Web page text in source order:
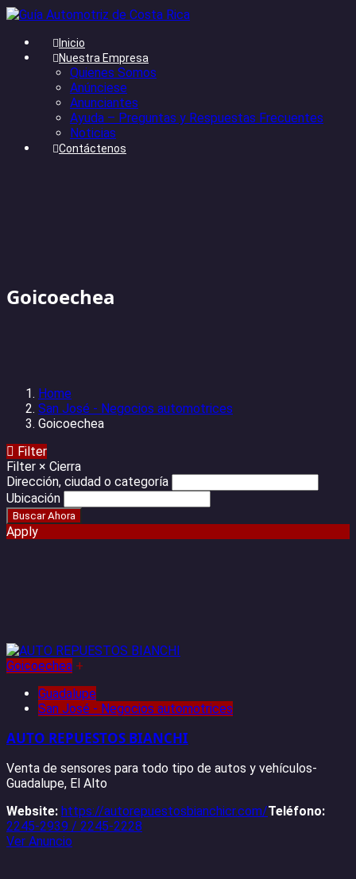
Inicio
Nuestra Empresa
Quienes Somos
Anúnciese
Anunciantes
Ayuda – Preguntas y Respuestas Frecuentes
Noticias
Contáctenos
Goicoechea
Home
San José - Negocios automotrices
Goicoechea
Filter
Filter × Cierra
Dirección, ciudad o categoría
Ubicación
Apply
Goicoechea +
Guadalupe
San José - Negocios automotrices
AUTO REPUESTOS BIANCHI
Venta de sensores para todo tipo de autos y vehículos-
Guadalupe, El Alto
Website: https://autorepuestosbianchicr.com/Teléfono:
2245-2939 / 2245-2228
Ver Anuncio